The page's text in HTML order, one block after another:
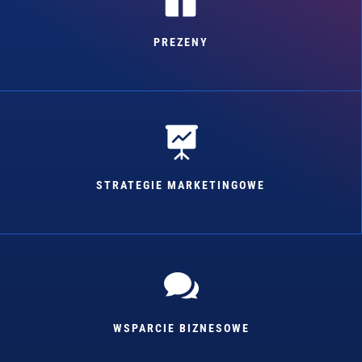
PREZENY

STRATEGIE MARKETINGOWE

WSPARCIE BIZNESOWE